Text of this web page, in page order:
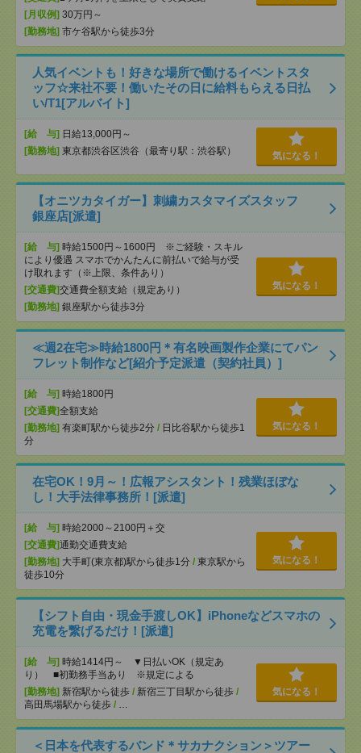
[月収例] 30万円～
[勤務地] 市ケ谷駅から徒歩3分
人気イベントも！好きな場所で働けるイベントスタ
ッフ☆来社不要！働いたその日に給料もらえる日払
い/T1[アルバイト]
[給 与] 日給13,000円～
[勤務地] 東京都渋谷区渋谷（最寄り駅：渋谷駅） 気になる！
【オニツカタイガー】刺繍カスタマイズスタッフ
銀座店[派遣]
[給 与] 時給1500円～1600円 ※ご経験・スキル
により優遇 スマホでかんたんに前払いで給与が受
け取れます（※上限、条件あり）
[交通費]交通費全額支給（規定あり）
[勤務地] 銀座駅から徒歩3分
気になる！
≪週2在宅≫時給1800円＊有名映画製作企業にてパン
フレット制作など[紹介予定派遣（契約社員）]
[給 与] 時給1800円
[交通費]全額支給
[勤務地] 有楽町駅から徒歩2分 / 日比谷駅から徒歩1
分
気になる！
在宅OK！9月～！広報アシスタント！残業ほぼな
し！大手法律事務所！[派遣]
[給 与] 時給2000～2100円＋交
[交通費]通勤交通費支給
[勤務地] 大手町(東京都)駅から徒歩1分 / 東京駅から
徒歩10分
気になる！
【シフト自由・現金手渡しOK】iPhoneなどスマホの
充電を繋げるだけ！[派遣]
[給 与] 時給1414円～ ▼日払いOK（規定あ
り） ■初勤務手当あり ※規定による
[勤務地] 新宿駅から徒歩 / 新宿三丁目駅から徒歩 /
高田馬場駅から徒歩 / …
気になる！
＜日本を代表するバンド＊サカナクション＞ツアー